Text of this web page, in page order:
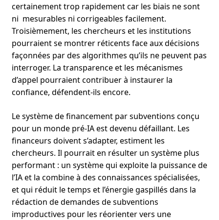
certainement trop rapidement car les biais ne sont
ni mesurables ni corrigeables facilement.
Troisièmement, les chercheurs et les institutions
pourraient se montrer réticents face aux décisions
façonnées par des algorithmes qu’ils ne peuvent pas
interroger. La transparence et les mécanismes
d’appel pourraient contribuer à instaurer la
confiance, défendent-ils encore.
Le système de financement par subventions conçu
pour un monde pré-IA est devenu défaillant. Les
financeurs doivent s’adapter, estiment les
chercheurs. Il pourrait en résulter un système plus
performant : un système qui exploite la puissance de
l’IA et la combine à des connaissances spécialisées,
et qui réduit le temps et l’énergie gaspillés dans la
rédaction de demandes de subventions
improductives pour les réorienter vers une